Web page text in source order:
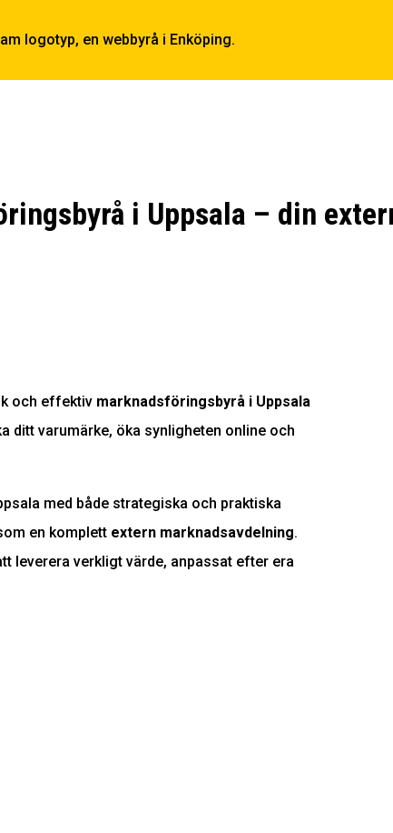
i Uppsala – din
och effektiv marknadsföringsbyrå i Uppsala
ditt varumärke, öka synligheten online och
med både strategiska och praktiska
en komplett extern marknadsavdelning.
leverera verkligt värde, anpassat efter era